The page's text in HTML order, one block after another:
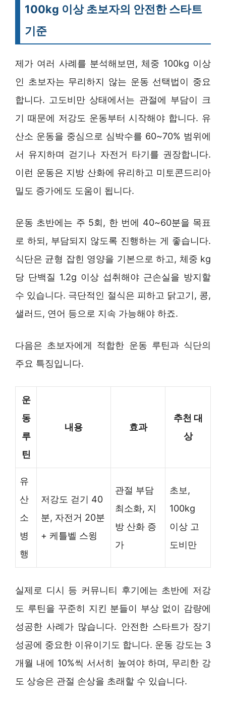
100kg 이상 초보자의 안전한 스타트
기준
제가 여러 사례를 분석해보면, 체중 100kg 이상
인 초보자는 무리하지 않는 운동 선택법이 중요
합니다. 고도비만 상태에서는 관절에 부담이 크
기 때문에 저강도 운동부터 시작해야 합니다. 유
산소 운동을 중심으로 심박수를 60~70% 범위에
서 유지하며 걷기나 자전거 타기를 권장합니다.
이런 운동은 지방 산화에 유리하고 미토콘드리아
밀도 증가에도 도움이 됩니다.
운동 초반에는 주 5회, 한 번에 40~60분을 목표
로 하되, 부담되지 않도록 진행하는 게 좋습니다.
식단은 균형 잡힌 영양을 기본으로 하고, 체중 kg
당 단백질 1.2g 이상 섭취해야 근손실을 방지할
수 있습니다. 극단적인 절식은 피하고 닭고기, 콩,
샐러드, 연어 등으로 지속 가능해야 하죠.
다음은 초보자에게 적합한 운동 루틴과 식단의
주요 특징입니다.
운
동
루
틴
내용 효과
추천 대
상
유
산
소
병
행
저강도 걷기 40
분, 자전거 20분
+ 케틀벨 스윙
관절 부담
최소화, 지
방 산화 증
가
초보,
100kg
이상 고
도비만
실제로 디시 등 커뮤니티 후기에는 초반에 저강
도 루틴을 꾸준히 지킨 분들이 부상 없이 감량에
성공한 사례가 많습니다. 안전한 스타트가 장기
성공에 중요한 이유이기도 합니다. 운동 강도는 3
개월 내에 10%씩 서서히 높여야 하며, 무리한 강
도 상승은 관절 손상을 초래할 수 있습니다.